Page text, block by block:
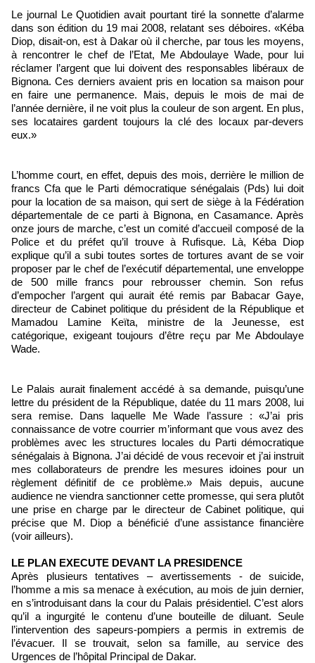
Le journal Le Quotidien avait pourtant tiré la sonnette d’alarme
dans son édition du 19 mai 2008, relatant ses déboires. «Kéba
Diop, disait-on, est à Dakar où il cherche, par tous les moyens,
à rencontrer le chef de l’Etat, Me Abdoulaye Wade, pour lui
réclamer l’argent que lui doivent des responsables libéraux de
Bignona. Ces derniers avaient pris en location sa maison pour
en faire une permanence. Mais, depuis le mois de mai de
l’année dernière, il ne voit plus la couleur de son argent. En plus,
ses locataires gardent toujours la clé des locaux par-devers
eux.»
L’homme court, en effet, depuis des mois, derrière le million de
francs Cfa que le Parti démocratique sénégalais (Pds) lui doit
pour la location de sa maison, qui sert de siège à la Fédération
départementale de ce parti à Bignona, en Casamance. Après
onze jours de marche, c’est un comité d’accueil composé de la
Police et du préfet qu’il trouve à Rufisque. Là, Kéba Diop
explique qu’il a subi toutes sortes de tortures avant de se voir
proposer par le chef de l’exécutif départemental, une enveloppe
de 500 mille francs pour rebrousser chemin. Son refus
d’empocher l’argent qui aurait été remis par Babacar Gaye,
directeur de Cabinet politique du président de la République et
Mamadou Lamine Keïta, ministre de la Jeunesse, est
catégorique, exigeant toujours d’être reçu par Me Abdoulaye
Wade.
Le Palais aurait finalement accédé à sa demande, puisqu’une
lettre du président de la République, datée du 11 mars 2008, lui
sera remise. Dans laquelle Me Wade l’assure : «J’ai pris
connaissance de votre courrier m’informant que vous avez des
problèmes avec les structures locales du Parti démocratique
sénégalais à Bignona. J’ai décidé de vous recevoir et j’ai instruit
mes collaborateurs de prendre les mesures idoines pour un
règlement définitif de ce problème.» Mais depuis, aucune
audience ne viendra sanctionner cette promesse, qui sera plutôt
une prise en charge par le directeur de Cabinet politique, qui
précise que M. Diop a bénéficié d’une assistance financière
(voir ailleurs).
LE PLAN EXECUTE DEVANT LA PRESIDENCE
Après plusieurs tentatives – avertissements - de suicide,
l’homme a mis sa menace à exécution, au mois de juin dernier,
en s’introduisant dans la cour du Palais présidentiel. C’est alors
qu’il a ingurgité le contenu d’une bouteille de diluant. Seule
l’intervention des sapeurs-pompiers a permis in extremis de
l’évacuer. Il se trouvait, selon sa famille, au service des
Urgences de l’hôpital Principal de Dakar.